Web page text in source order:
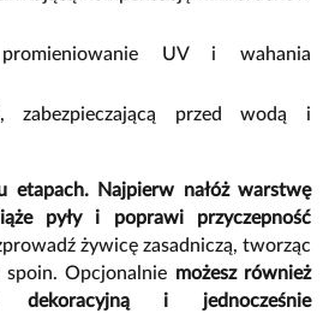
UV i wahania
zabezpieczającą przed wodą i
Najpierw nałóż warstwę
pyły i poprawi przyczepność
żywicę zasadniczą, tworząc
spoin. Opcjonalnie możesz również
dekoracyjną i jednocześnie